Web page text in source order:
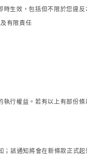
生效，包括但不限於您違
有限責任
行權益。若有以上有部份
該通知將會在新條款正式